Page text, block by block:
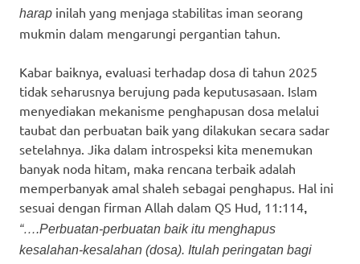
harap inilah yang menjaga stabilitas iman seorang
mukmin dalam mengarungi pergantian tahun.
Kabar baiknya, evaluasi terhadap dosa di tahun 2025
tidak seharusnya berujung pada keputusasaan. Islam
menyediakan mekanisme penghapusan dosa melalui
taubat dan perbuatan baik yang dilakukan secara sadar
setelahnya. Jika dalam introspeksi kita menemukan
banyak noda hitam, maka rencana terbaik adalah
memperbanyak amal shaleh sebagai penghapus. Hal ini
sesuai dengan firman Allah dalam QS Hud, 11:114,
“….Perbuatan-perbuatan baik itu menghapus
kesalahan-kesalahan (dosa). Itulah peringatan bagi